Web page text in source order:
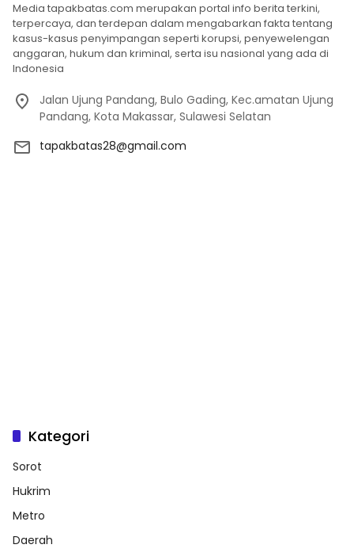
Media tapakbatas.com merupakan portal info berita terkini,
terpercaya, dan terdepan dalam mengabarkan fakta tentang
kasus-kasus penyimpangan seperti korupsi, penyewelengan
anggaran, hukum dan kriminal, serta isu nasional yang ada di
Indonesia
Jalan Ujung Pandang, Bulo Gading, Kec.amatan Ujung
Pandang, Kota Makassar, Sulawesi Selatan
tapakbatas28@gmail.com
Kategori
Sorot
Hukrim
Metro
Daerah